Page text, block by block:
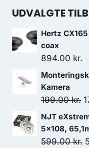
UDVALGTE
Hertz
coax
894.00 kr.
Kamera
199.00kr.
NJT
5x108,
599.00kr.